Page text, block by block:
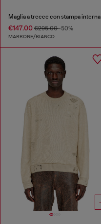
Maglia a trecce con stampa interna
€147.00 €295.00-50%
MARRONE/BIANCO